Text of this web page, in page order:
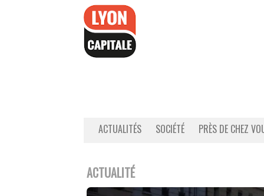
ACTUALITÉS SOCIÉTÉ PRÈS DE CHEZ
ACTUALITÉ